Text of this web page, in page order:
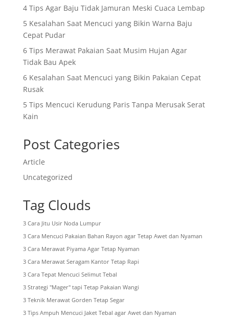
4 Tips Agar Baju Tidak Jamuran Meski Cuaca Lembap
5 Kesalahan Saat Mencuci yang Bikin Warna Baju
Cepat Pudar
6 Tips Merawat Pakaian Saat Musim Hujan Agar
Tidak Bau Apek
6 Kesalahan Saat Mencuci yang Bikin Pakaian Cepat
Rusak
5 Tips Mencuci Kerudung Paris Tanpa Merusak Serat
Kain
Post Categories
Article
Uncategorized
Tag Clouds
3 Cara Jitu Usir Noda Lumpur
3 Cara Mencuci Pakaian Bahan Rayon agar Tetap Awet dan Nyaman
3 Cara Merawat Piyama Agar Tetap Nyaman
3 Cara Merawat Seragam Kantor Tetap Rapi
3 Cara Tepat Mencuci Selimut Tebal
3 Strategi "Mager" tapi Tetap Pakaian Wangi
3 Teknik Merawat Gorden Tetap Segar
3 Tips Ampuh Mencuci Jaket Tebal agar Awet dan Nyaman